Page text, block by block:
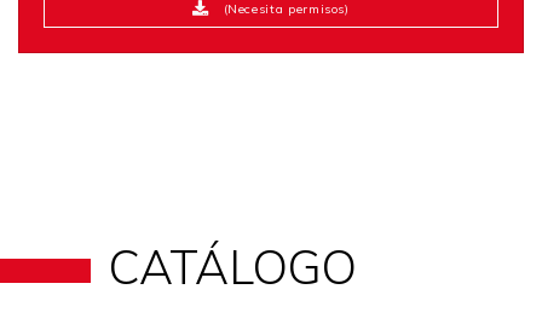
(Necesita permisos)
CATÁLOGO